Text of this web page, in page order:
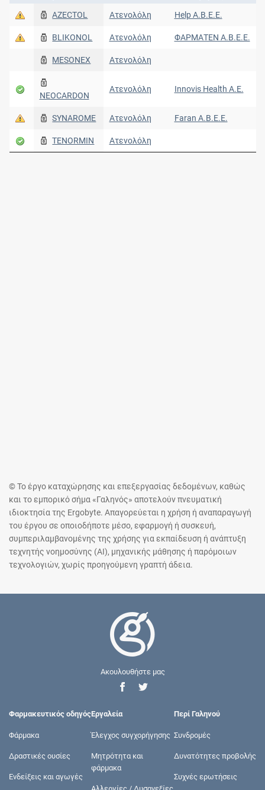
AZECTOL Ατενολόλη Help A.B.E.E.
BLIKONOL Ατενολόλη ΦΑΡΜΑΤΕΝ Α.Β.Ε.Ε.
MESONEX Ατενολόλη
NEOCARDON
Ατενολόλη Innovis Health Α.Ε.
SYNAROME Ατενολόλη Faran Α.Β.Ε.Ε.
TENORMIN Ατενολόλη
© Το έργο καταχώρησης και επεξεργασίας δεδομένων, καθώς
και το εμπορικό σήμα «Γαληνός» αποτελούν πνευματική
ιδιοκτησία της Ergobyte. Απαγορεύεται η χρήση ή αναπαραγωγή
του έργου σε οποιοδήποτε μέσο, εφαρμογή ή συσκευή,
συμπεριλαμβανομένης της χρήσης για εκπαίδευση ή ανάπτυξη
τεχνητής νοημοσύνης (AI), μηχανικής μάθησης ή παρόμοιων
τεχνολογιών, χωρίς προηγούμενη γραπτή άδεια.
Ακουλουθήστε μας
Φαρμακευτικός οδηγός
Φάρμακα
Δραστικές ουσίες
Ενδείξεις και αγωγές
Εργαλεία
Έλεγχος συγχορήγησης
Μητρότητα και
φάρμακα
Αλλεργίες / Δυσανεξίες
Περί Γαληνού
Συνδρομές
Δυνατότητες προβολής
Συχνές ερωτήσεις